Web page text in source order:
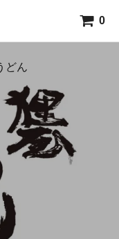
0
どん